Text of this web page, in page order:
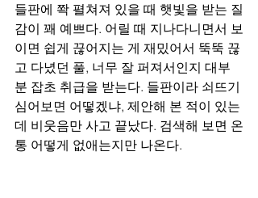
들판에 쫙 펼쳐져 있을 때 햇빛을 받는 질
감이 꽤 예쁘다. 어릴 때 지나다니면서 보
이면 쉽게 끊어지는 게 재밌어서 뚝뚝 끊
고 다녔던 풀, 너무 잘 퍼져서인지 대부
분 잡초 취급을 받는다. 들판이라 쇠뜨기
심어보면 어떻겠냐, 제안해 본 적이 있는
데 비웃음만 사고 끝났다. 검색해 보면 온
통 어떻게 없애는지만 나온다.